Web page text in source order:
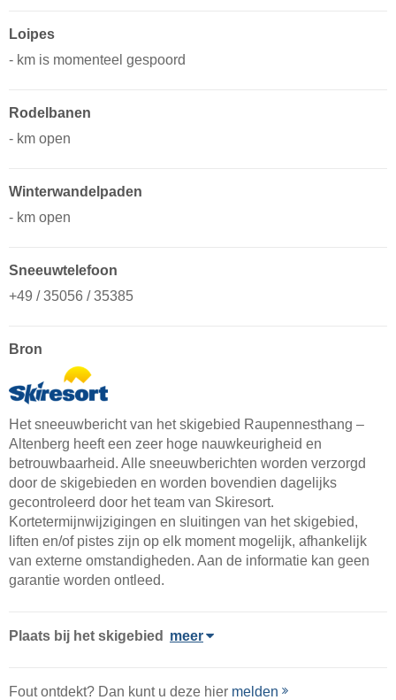
Loipes
- km is momenteel gespoord
Rodelbanen
- km open
Winterwandelpaden
- km open
Sneeuwtelefoon
+49 / 35056 / 35385
Bron
Het sneeuwbericht van het skigebied Raupennesthang –
Altenberg heeft een zeer hoge nauwkeurigheid en
betrouwbaarheid. Alle sneeuwberichten worden verzorgd
door de skigebieden en worden bovendien dagelijks
gecontroleerd door het team van Skiresort.
Kortetermijnwijzigingen en sluitingen van het skigebied,
liften en/of pistes zijn op elk moment mogelijk, afhankelijk
van externe omstandigheden. Aan de informatie kan geen
garantie worden ontleed.
Plaats bij het skigebied meer
Fout ontdekt? Dan kunt u deze hier melden